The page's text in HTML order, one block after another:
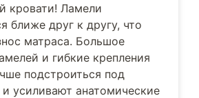
кровати! Ламели
ближе друг к другу, что
матраса. Большое
и гибкие крепления
подстроиться под
усиливают анатомические